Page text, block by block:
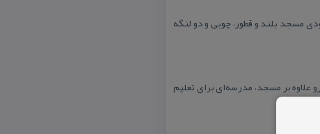
مسجد بلند و قطور، چوبی و دو لنگه
علاوه بر مسجد، مدرسه‌ای برای تعلیم